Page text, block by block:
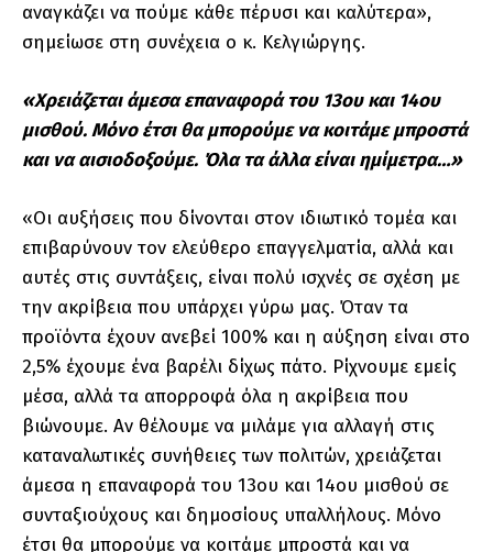
αναγκάζει να πούμε κάθε πέρυσι και καλύτερα»,
σημείωσε στη συνέχεια ο κ. Κελγιώργης.
«Χρειάζεται άμεσα επαναφορά του 13ου και 14ου
μισθού. Μόνο έτσι θα μπορούμε να κοιτάμε μπροστά
και να αισιοδοξούμε. Όλα τα άλλα είναι ημίμετρα…»
«Οι αυξήσεις που δίνονται στον ιδιωτικό τομέα και
επιβαρύνουν τον ελεύθερο επαγγελματία, αλλά και
αυτές στις συντάξεις, είναι πολύ ισχνές σε σχέση με
την ακρίβεια που υπάρχει γύρω μας. Όταν τα
προϊόντα έχουν ανεβεί 100% και η αύξηση είναι στο
2,5% έχουμε ένα βαρέλι δίχως πάτο. Ρίχνουμε εμείς
μέσα, αλλά τα απορροφά όλα η ακρίβεια που
βιώνουμε. Αν θέλουμε να μιλάμε για αλλαγή στις
καταναλωτικές συνήθειες των πολιτών, χρειάζεται
άμεσα η επαναφορά του 13ου και 14ου μισθού σε
συνταξιούχους και δημοσίους υπαλλήλους. Μόνο
έτσι θα μπορούμε να κοιτάμε μπροστά και να